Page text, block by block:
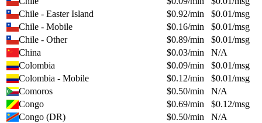
Chile - Easter Island
$0.92/min $0.01/msg
Chile - Mobile
$0.16/min $0.01/msg
Chile - Other
$0.89/min $0.01/msg
China
$0.03/min
N/A
Colombia
$0.09/min $0.01/msg
Colombia - Mobile
$0.12/min $0.01/msg
Comoros
$0.50/min
N/A
Congo
$0.69/min $0.12/msg
Congo (DR)
$0.50/min
N/A